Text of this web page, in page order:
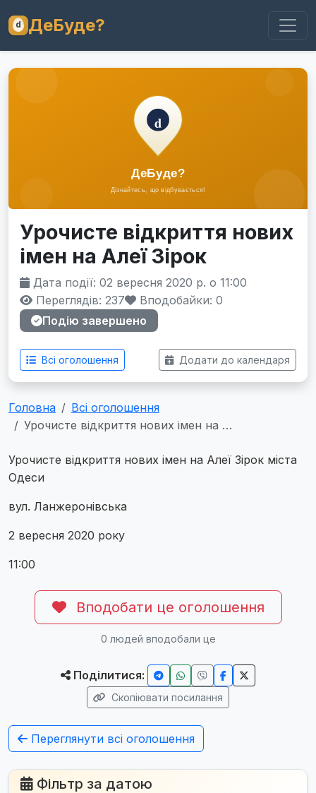
ДеБуде?
Урочисте відкриття нових
імен на Алеї Зірок
Дата події: 02 вересня 2020 р. о 11:00
Переглядів: 237
Вподобайки: 0
Подію завершено
Всі оголошення Додати до календаря
Головна
Всі оголошення
Урочисте відкриття нових імен на …
Урочисте відкриття нових імен на Алеї Зірок міста
Одеси
вул. Ланжеронівська
2 вересня 2020 року
11:00
Вподобати це оголошення
0 людей вподобали це
Поділитися:
Скопіювати посилання
Переглянути всі оголошення
Фільтр за датою